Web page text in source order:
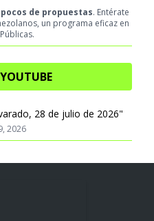
pocos de propuestas. Entérate
un programa eficaz en
28 de julio de 2026"
2026